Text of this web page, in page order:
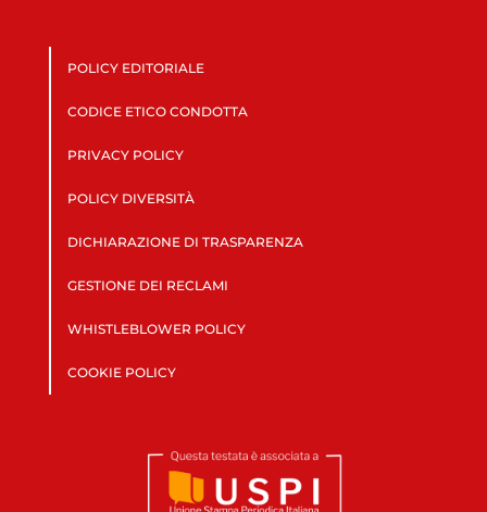
POLICY EDITORIALE
CODICE ETICO CONDOTTA
PRIVACY POLICY
POLICY DIVERSITÀ
DICHIARAZIONE DI TRASPARENZA
GESTIONE DEI RECLAMI
WHISTLEBLOWER POLICY
COOKIE POLICY